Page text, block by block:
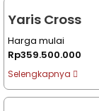
Yaris Cross
Harga mulai
Rp359.500.000
Selengkapnya